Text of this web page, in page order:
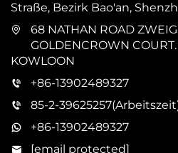
Straße, Bezirk Bao'an,
68 NATHAN ROAD
GOLDENCROWN
KOWLOON
+86-13902489327
85-2-
+86-13902489327
[email protected]